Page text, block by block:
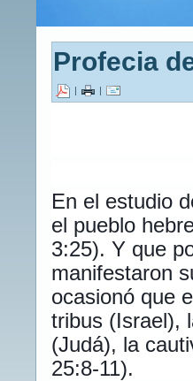
Profecia
| |
En el estudio
el pueblo
3:25). Y que
manifestaron
ocasionó que
tribus (Israel),
(Judá), la
25:8-11).